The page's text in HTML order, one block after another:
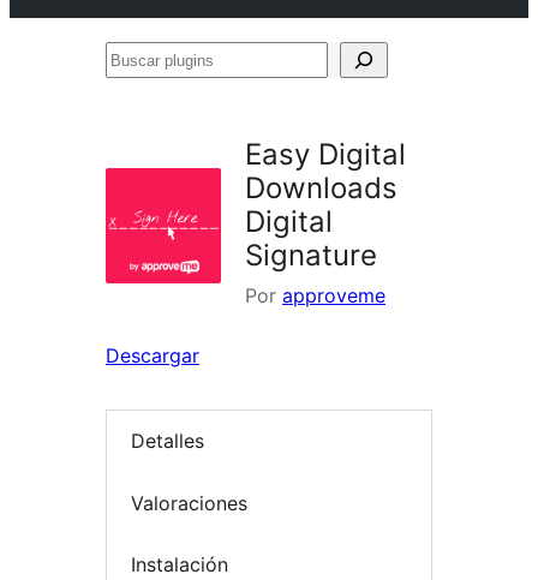
Buscar
Easy Digital
Downloads
Digital
Signature
Por approveme
Descargar
Detalles
Valoraciones
Instalación